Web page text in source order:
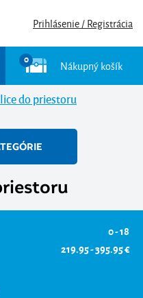
Prihlásenie / Registrácia
0 Nákupný košík
do priestoru
0 - 18
219.95 - 395.95 €